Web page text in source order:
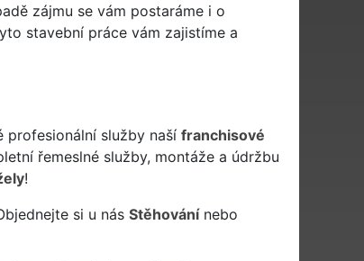
zájmu se vám postaráme i o
stavební práce vám zajistíme a
služby naší franchisové
řemeslné služby, montáže a údržbu
!
si u nás Stěhovánínebo